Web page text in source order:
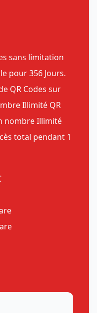
sans limitation
pour 356 Jours.
QR Codes sur
Illimité QR
nombre Illimité
total pendant 1